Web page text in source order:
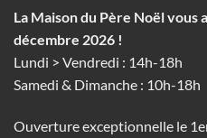
La Maison du Père Noël vous
décembre 2026 !
Lundi > Vendredi : 14h-18h
Samedi & Dimanche : 10h-18h
Ouverture exceptionnelle le